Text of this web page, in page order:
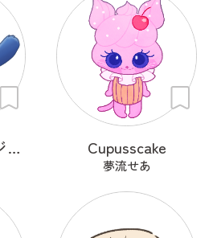
感謝を伝えるオジギドリ Cupusscake
夢流せあ